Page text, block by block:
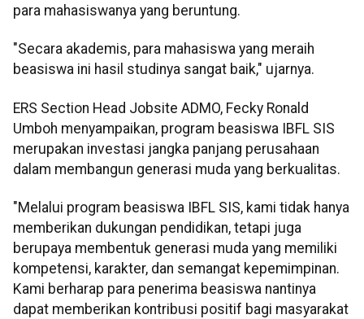
para mahasiswanya yang beruntung.
"Secara akademis, para mahasiswa yang meraih
beasiswa ini hasil studinya sangat baik," ujarnya.
ERS Section Head Jobsite ADMO, Fecky Ronald
Umboh menyampaikan, program beasiswa IBFL SIS
merupakan investasi jangka panjang perusahaan
dalam membangun generasi muda yang berkualitas.
"Melalui program beasiswa IBFL SIS, kami tidak hanya
memberikan dukungan pendidikan, tetapi juga
berupaya membentuk generasi muda yang memiliki
kompetensi, karakter, dan semangat kepemimpinan.
Kami berharap para penerima beasiswa nantinya
dapat memberikan kontribusi positif bagi masyarakat